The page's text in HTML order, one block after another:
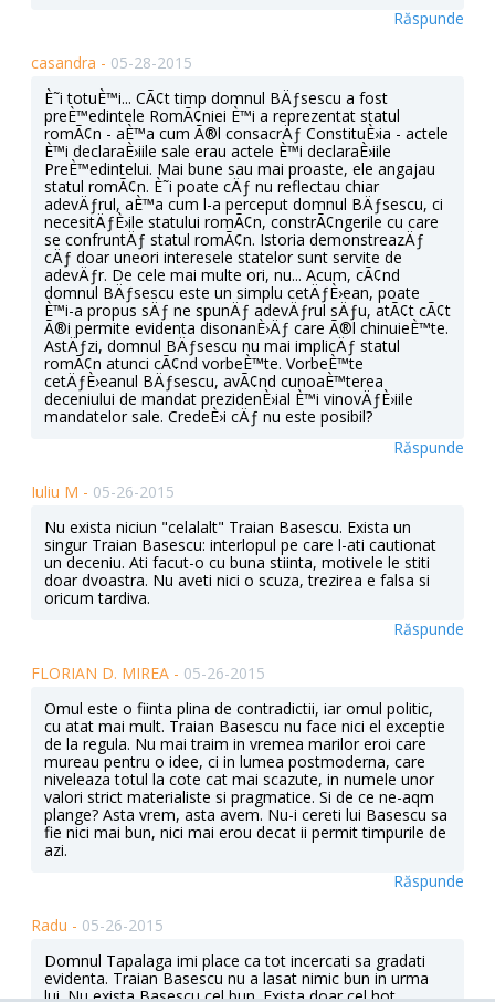
Răspunde
casandra - 05-28-2015
È˜i totuÈ™i... CÃ¢t timp domnul BÄƒsescu a fost
preÈ™edintele RomÃ¢niei È™i a reprezentat statul
romÃ¢n - aÈ™a cum Ã®l consacrÄƒ ConstituÈ›ia - actele
È™i declaraÈ›iile sale erau actele È™i declaraÈ›iile
PreÈ™edintelui. Mai bune sau mai proaste, ele angajau
statul romÃ¢n. È˜i poate cÄƒ nu reflectau chiar
adevÄƒrul, aÈ™a cum l-a perceput domnul BÄƒsescu, ci
necesitÄƒÈ›ile statului romÃ¢n, constrÃ¢ngerile cu care
se confruntÄƒ statul romÃ¢n. Istoria demonstreazÄƒ
cÄƒ doar uneori interesele statelor sunt servite de
adevÄƒr. De cele mai multe ori, nu... Acum, cÃ¢nd
domnul BÄƒsescu este un simplu cetÄƒÈ›ean, poate
È™i-a propus sÄƒ ne spunÄƒ adevÄƒrul sÄƒu, atÃ¢t cÃ¢t
Ã®i permite evidenta disonanÈ›Äƒ care Ã®l chinuieÈ™te.
AstÄƒzi, domnul BÄƒsescu nu mai implicÄƒ statul
romÃ¢n atunci cÃ¢nd vorbeÈ™te. VorbeÈ™te
cetÄƒÈ›eanul BÄƒsescu, avÃ¢nd cunoaÈ™terea
deceniului de mandat prezidenÈ›ial È™i vinovÄƒÈ›iile
mandatelor sale. CredeÈ›i cÄƒ nu este posibil?
Răspunde
Iuliu M - 05-26-2015
Nu exista niciun "celalalt" Traian Basescu. Exista un
singur Traian Basescu: interlopul pe care l-ati cautionat
un deceniu. Ati facut-o cu buna stiinta, motivele le stiti
doar dvoastra. Nu aveti nici o scuza, trezirea e falsa si
oricum tardiva.
Răspunde
FLORIAN D. MIREA - 05-26-2015
Omul este o fiinta plina de contradictii, iar omul politic,
cu atat mai mult. Traian Basescu nu face nici el exceptie
de la regula. Nu mai traim in vremea marilor eroi care
mureau pentru o idee, ci in lumea postmoderna, care
niveleaza totul la cote cat mai scazute, in numele unor
valori strict materialiste si pragmatice. Si de ce ne-aqm
plange? Asta vrem, asta avem. Nu-i cereti lui Basescu sa
fie nici mai bun, nici mai erou decat ii permit timpurile de
azi.
Răspunde
Radu - 05-26-2015
Domnul Tapalaga imi place ca tot incercati sa gradati
evidenta. Traian Basescu nu a lasat nimic bun in urma
lui. Nu exista Basescu cel bun. Exista doar cel hot,